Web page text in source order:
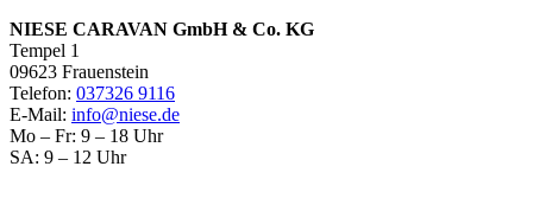
NIESE CARAVAN GmbH & Co. KG
Tempel 1
09623 Frauenstein
Telefon: 037326 9116
E-Mail: info@niese.de
Mo – Fr: 9 – 18 Uhr
SA: 9 – 12 Uhr